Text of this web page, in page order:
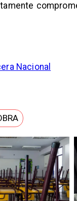
Nacional